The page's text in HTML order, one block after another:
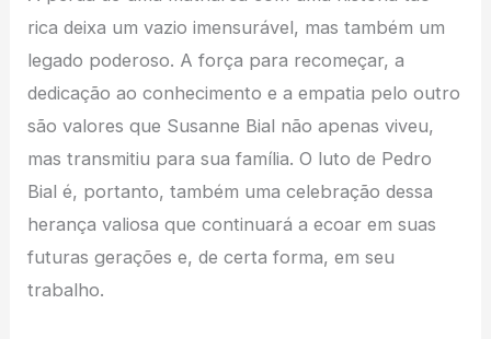
rica deixa um vazio imensurável, mas também um
legado poderoso. A força para recomeçar, a
dedicação ao conhecimento e a empatia pelo outro
são valores que Susanne Bial não apenas viveu,
mas transmitiu para sua família. O luto de Pedro
Bial é, portanto, também uma celebração dessa
herança valiosa que continuará a ecoar em suas
futuras gerações e, de certa forma, em seu
trabalho.